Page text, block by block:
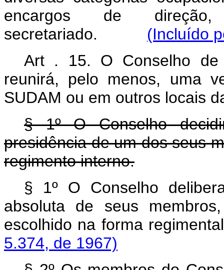
encargos de
secretariado. (Incluído
Art . 15. O Conselho de
reunirá, pelo menos, uma
SUDAM ou em outros locais
§ 1º O Conselho
presidência de um dos seus
regimento interno.
§ 1º O Conselho
absoluta de seus
escolhido na forma
5.374, de 1967)